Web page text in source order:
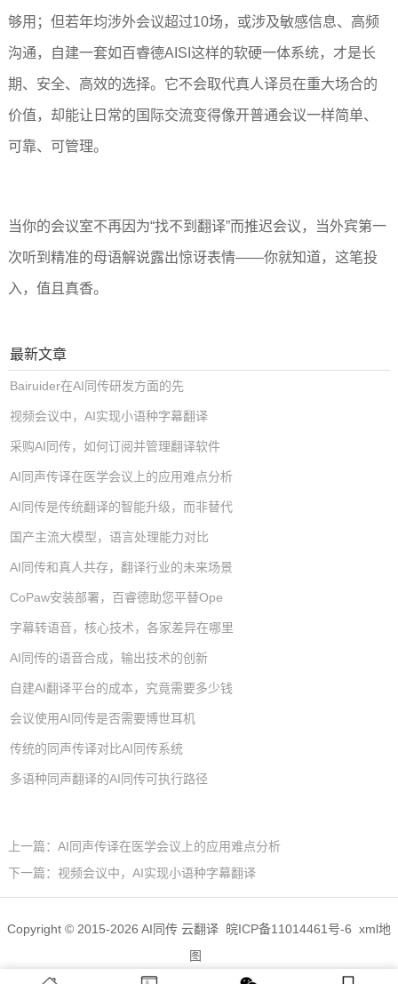
够用；但若年均涉外会议超过10场，或涉及敏感信息、高频
沟通，自建一套如百睿德AISI这样的软硬一体系统，才是长
期、安全、高效的选择。它不会取代真人译员在重大场合的
价值，却能让日常的国际交流变得像开普通会议一样简单、
可靠、可管理。
当你的会议室不再因为“找不到翻译”而推迟会议，当外宾第一
次听到精准的母语解说露出惊讶表情——你就知道，这笔投
入，值且真香。
最新文章
Bairuider在AI同传研发方面的先
视频会议中，AI实现小语种字幕翻译
采购AI同传，如何订阅并管理翻译软件
AI同声传译在医学会议上的应用难点分析
AI同传是传统翻译的智能升级，而非替代
国产主流大模型，语言处理能力对比
AI同传和真人共存，翻译行业的未来场景
CoPaw安装部署，百睿德助您平替Ope
字幕转语音，核心技术，各家差异在哪里
AI同传的语音合成，输出技术的创新
自建AI翻译平台的成本，究竟需要多少钱
会议使用AI同传是否需要博世耳机
传统的同声传译对比AI同传系统
多语种同声翻译的AI同传可执行路径
上一篇： AI同声传译在医学会议上的应用难点分析
下一篇： 视频会议中，AI实现小语种字幕翻译
Copyright © 2015-2026 AI同传 云翻译 皖ICP备11014461号-6 xml地
图